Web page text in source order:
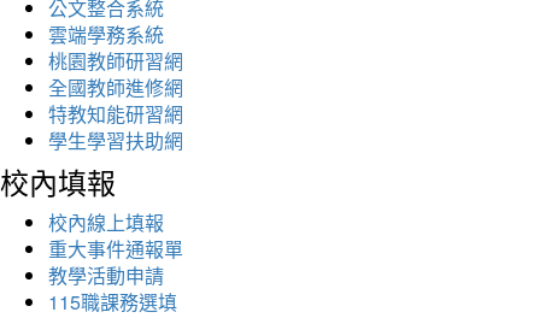
公文整合系統
雲端學務系統
桃園教師研習網
全國教師進修網
特教知能研習網
學生學習扶助網
校內填報
校內線上填報
重大事件通報單
教學活動申請
115職課務選填